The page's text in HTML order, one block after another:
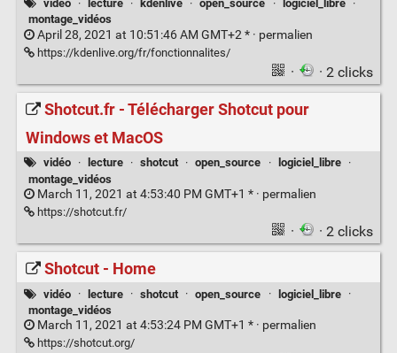
vidéo · lecture · kdenlive · open_source · logiciel_libre
·
montage_vidéos
April 28, 2021 at 10:51:46 AM GMT+2 * · permalien
https://kdenlive.org/fr/fonctionnalites/
· · 2 clicks
Shotcut.fr - Télécharger Shotcut pour
Windows et MacOS
vidéo · lecture · shotcut · open_source · logiciel_libre
·
montage_vidéos
March 11, 2021 at 4:53:40 PM GMT+1 * · permalien
https://shotcut.fr/
· · 2 clicks
Shotcut - Home
vidéo · lecture · shotcut · open_source · logiciel_libre
·
montage_vidéos
March 11, 2021 at 4:53:24 PM GMT+1 * · permalien
https://shotcut.org/